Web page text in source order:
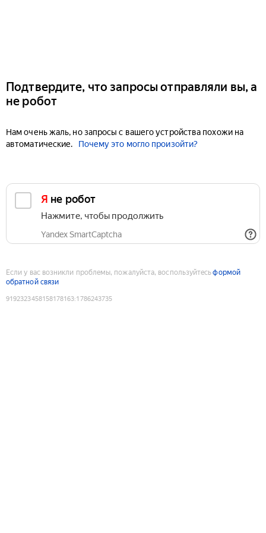
Подтвердите, что запросы отправляли вы, а
не робот
Нам очень жаль, но запросы с вашего устройства похожи на
автоматические.
Почему это могло произойти?
Я не робот
Нажмите, чтобы продолжить
Yandex SmartCaptcha
Если у вас возникли проблемы, пожалуйста, воспользуйтесьформой
обратной связи
9192323458158178163:1786243735